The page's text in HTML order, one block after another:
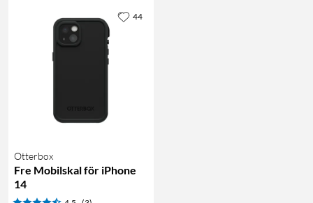
Otterbox
Fre Mobilskal för iPhone
14
44